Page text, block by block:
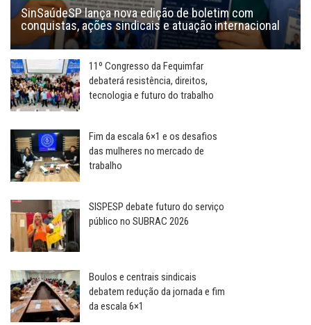
SinSaúdeSP lança nova edição de boletim com
conquistas, ações sindicais e atuação internacional
11º Congresso da Fequimfar
debaterá resistência, direitos,
tecnologia e futuro do trabalho
Fim da escala 6×1 e os desafios
das mulheres no mercado de
trabalho
SISPESP debate futuro do serviço
público no SUBRAC 2026
Boulos e centrais sindicais
debatem redução da jornada e fim
da escala 6×1